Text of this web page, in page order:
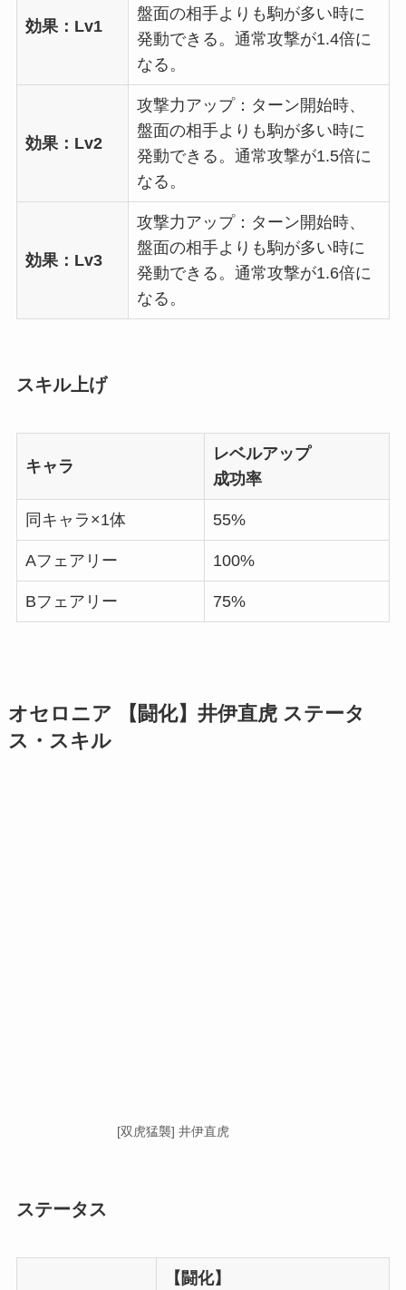
効果：Lv1
盤面の相手よりも駒が多い時に
発動できる。通常攻撃が1.4倍に
なる。
効果：Lv2
攻撃力アップ：ターン開始時、
盤面の相手よりも駒が多い時に
発動できる。通常攻撃が1.5倍に
なる。
効果：Lv3
攻撃力アップ：ターン開始時、
盤面の相手よりも駒が多い時に
発動できる。通常攻撃が1.6倍に
なる。
スキル上げ
キャラ
レベルアップ
成功率
同キャラ×1体 55%
Aフェアリー 100%
Bフェアリー 75%
オセロニア 【闘化】井伊直虎 ステータ
ス・スキル
[双虎猛襲] 井伊直虎
ステータス
【闘化】